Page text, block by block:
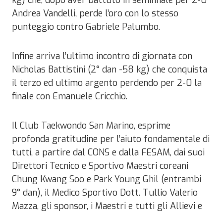
Andrea Vandelli, perde l’oro con lo stesso
punteggio contro Gabriele Palumbo.
Infine arriva l’ultimo incontro di giornata con
Nicholas Battistini (2° dan -58 kg) che conquista
il terzo ed ultimo argento perdendo per 2-0 la
finale con Emanuele Cricchio.
Il Club Taekwondo San Marino, esprime
profonda gratitudine per l’aiuto fondamentale di
tutti, a partire dal CONS e dalla FESAM, dai suoi
Direttori Tecnico e Sportivo Maestri coreani
Chung Kwang Soo e Park Young Ghil (entrambi
9° dan), il Medico Sportivo Dott. Tullio Valerio
Mazza, gli sponsor, i Maestri e tutti gli Allievi e